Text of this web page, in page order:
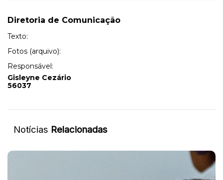
Diretoria de Comunicação
Texto:
Fotos (arquivo):
Responsável:
Gisleyne Cezário
56037
Notícias Relacionadas